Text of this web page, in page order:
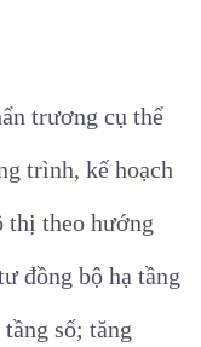
trương cụ thể
trình, kế hoạch
thị theo hướng
đồng bộ hạ tầng
số; tăng